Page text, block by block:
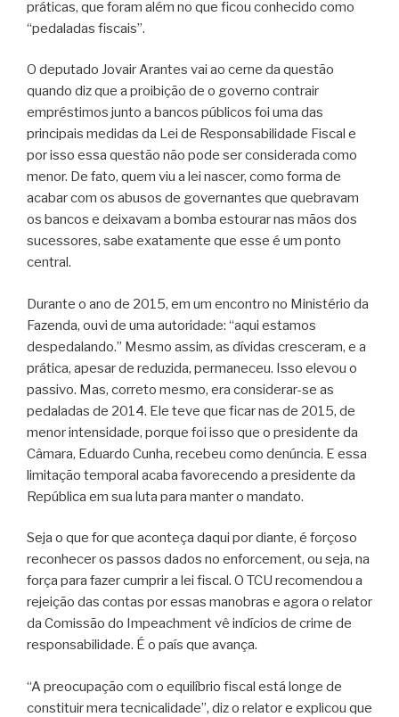
práticas, que foram além no que ficou conhecido como
“pedaladas fiscais”.
O deputado Jovair Arantes vai ao cerne da questão
quando diz que a proibição de o governo contrair
empréstimos junto a bancos públicos foi uma das
principais medidas da Lei de Responsabilidade Fiscal e
por isso essa questão não pode ser considerada como
menor. De fato, quem viu a lei nascer, como forma de
acabar com os abusos de governantes que quebravam
os bancos e deixavam a bomba estourar nas mãos dos
sucessores, sabe exatamente que esse é um ponto
central.
Durante o ano de 2015, em um encontro no Ministério da
Fazenda, ouvi de uma autoridade: “aqui estamos
despedalando.” Mesmo assim, as dívidas cresceram, e a
prática, apesar de reduzida, permaneceu. Isso elevou o
passivo. Mas, correto mesmo, era considerar-se as
pedaladas de 2014. Ele teve que ficar nas de 2015, de
menor intensidade, porque foi isso que o presidente da
Câmara, Eduardo Cunha, recebeu como denúncia. E essa
limitação temporal acaba favorecendo a presidente da
República em sua luta para manter o mandato.
Seja o que for que aconteça daqui por diante, é forçoso
reconhecer os passos dados no enforcement, ou seja, na
força para fazer cumprir a lei fiscal. O TCU recomendou a
rejeição das contas por essas manobras e agora o relator
da Comissão do Impeachment vê indícios de crime de
responsabilidade. É o país que avança.
“A preocupação com o equilíbrio fiscal está longe de
constituir mera tecnicalidade”, diz o relator e explicou que